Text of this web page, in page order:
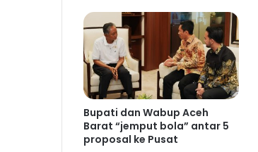
Bupati dan Wabup Aceh
Barat “jemput bola” antar 5
proposal ke Pusat